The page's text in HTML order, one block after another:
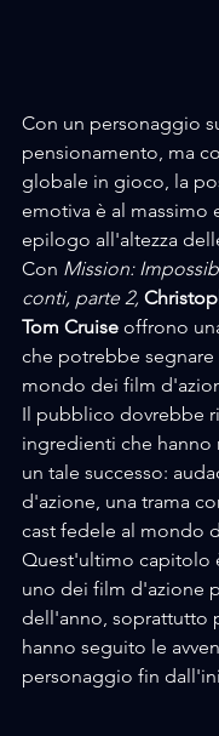
Con un personaggio
pensionamento, ma
globale in gioco, la
emotiva è al massimo
epilogo all'altezza
Con Mission:
conti, parte 2,
Tom Cruise offrono
che potrebbe segnare
mondo dei film
Il pubblico dovrebbe
ingredienti che hanno
un tale successo:
d'azione, una trama
cast fedele al mondo
Quest'ultimo capitolo
uno dei film d'azione
dell'anno, soprattutto
hanno seguito le
personaggio fin